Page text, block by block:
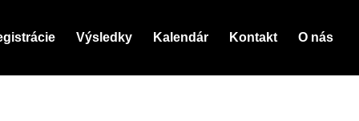
Výsledky Kalendár Kontakt O nás